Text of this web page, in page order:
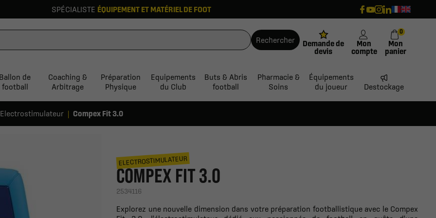
SPÉCIALISTE ÉQUIPEMENT ET MATÉRIEL DE FOOT
Rechercher
Demande de
devis
Mon
compte
Mon
panier
0
de
football
Coaching &
Arbitrage
Préparation
Physique
Equipements
du Club
Buts & Abris
football
Pharmacie &
Soins
Équipements
du joueur
Destockage
Electrostimulateur Compex Fit 3.0
ELECTROSTIMULATEUR
COMPEX FIT 3.0
2534116
Explorez une nouvelle dimension dans votre préparation footballistique avec le Compex